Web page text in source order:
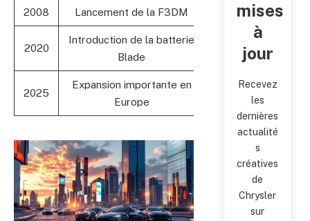
2008 Lancement de la F3DM Première hybride
2020
Introduction de la batterie
Blade
Sécurité et
2025
Expansion importante en
Europe
Rivalisation avec
mises
à
jour
Recevez
les
dernières
actualité
s
créatives
de
Chrysler
sur